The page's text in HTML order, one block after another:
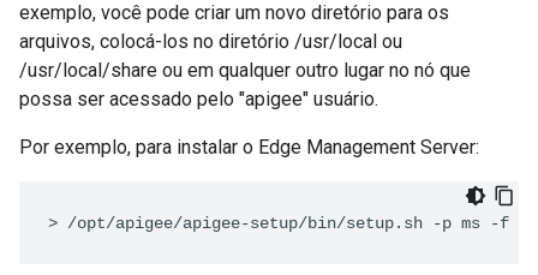
exemplo, você pode criar um novo diretório para os
arquivos, colocá-los no diretório /usr/local ou
/usr/local/share ou em qualquer outro lugar no nó que
possa ser acessado pelo "apigee" usuário.
Por exemplo, para instalar o Edge Management Server:
> /opt/apigee/apigee-setup/bin/setup.sh -p ms -f /